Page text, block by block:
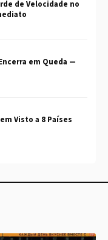
de Velocidade no
em Queda —
Visto a 8 Países